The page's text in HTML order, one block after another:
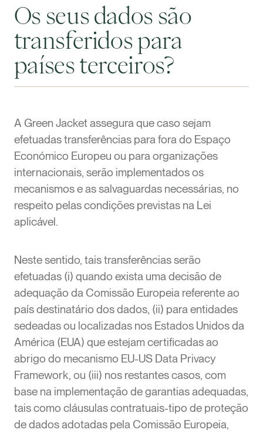
Os seus dados são
transferidos para
países terceiros?
A Green Jacket assegura que caso sejam
efetuadas transferências para fora do Espaço
Económico Europeu ou para organizações
internacionais, serão implementados os
mecanismos e as salvaguardas necessárias, no
respeito pelas condições previstas na Lei
aplicável.
Neste sentido, tais transferências serão
efetuadas (i) quando exista uma decisão de
adequação da Comissão Europeia referente ao
país destinatário dos dados, (ii) para entidades
sedeadas ou localizadas nos Estados Unidos da
América (EUA) que estejam certificadas ao
abrigo do mecanismo EU-US Data Privacy
Framework, ou (iii) nos restantes casos, com
base na implementação de garantias adequadas,
tais como cláusulas contratuais-tipo de proteção
de dados adotadas pela Comissão Europeia,